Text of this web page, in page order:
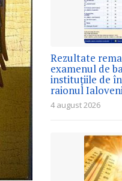
Rezultate
examenul de
instituțiile de
raionul
4 august 2026